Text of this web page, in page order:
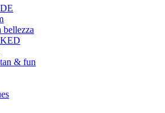
bellezza
& fun